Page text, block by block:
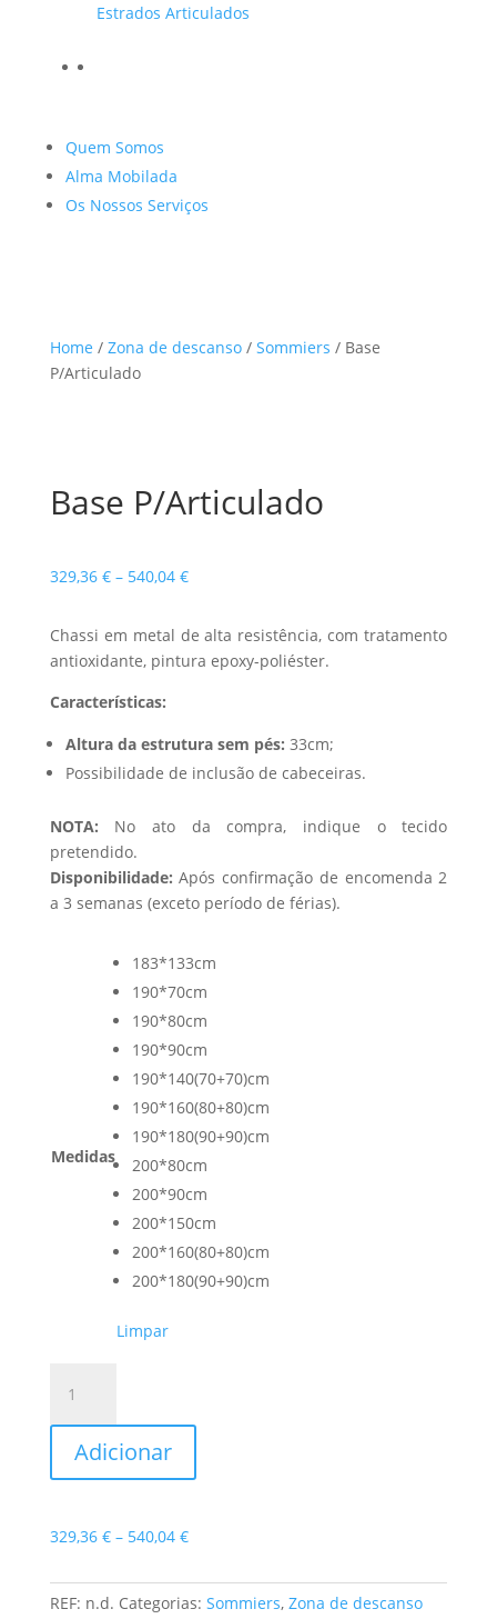
Estrados Articulados
Quem Somos
Alma Mobilada
Os Nossos Serviços
Home / Zona de descanso/ Sommiers / Base
P/Articulado
Base P/Articulado
329,36 € – 540,04 €Price
329,36 €
540,04 €
Chassi em metal de alta resistência, com tratamento
antioxidante, pintura epoxy-poliéster.
Características:
Altura da estrutura sem pés: 33cm;
Possibilidade de inclusão de cabeceiras.
NOTA: No ato da compra, indique o tecido
pretendido.
Disponibilidade: Após confirmação de encomenda 2
a 3 semanas (exceto período de férias).
Medidas
183*133cm
190*70cm
190*80cm
190*90cm
190*140(70+70)cm
190*160(80+80)cm
190*180(90+90)cm
200*80cm
200*90cm
200*150cm
200*160(80+80)cm
200*180(90+90)cm
Limpar
Base
P/Articulado
Adicionar
329,36 € – 540,04 €Price
329,36 €
through
REF: n.d. Categorias: Sommiers, Zona de descanso